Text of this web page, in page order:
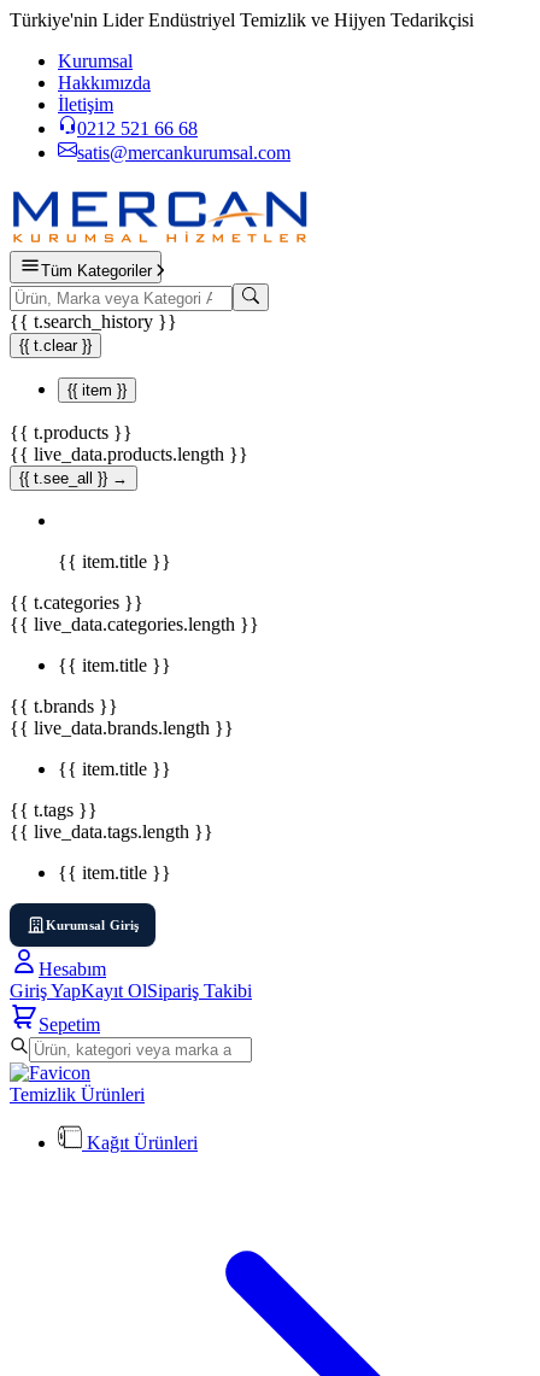
Türkiye'nin Lider Endüstriyel Temizlik ve Hijyen Tedarikçisi
Kurumsal
Hakkımızda
İletişim
0212 521 66 68
satis@mercankurumsal.com
Tüm Kategoriler
{{ t.search_history }}
{{ t.clear }}
{{ item }}
{{ t.products }}
{{ live_data.products.length }}
{{ t.see_all }} →
{{ item.title }}
{{ t.categories }}
{{ live_data.categories.length }}
{{ item.title }}
{{ t.brands }}
{{ live_data.brands.length }}
{{ item.title }}
{{ t.tags }}
{{ live_data.tags.length }}
{{ item.title }}
Kurumsal Giriş
Hesabım
Giriş YapKayıt OlSipariş Takibi
Sepetim
Temizlik Ürünleri
Kağıt Ürünleri